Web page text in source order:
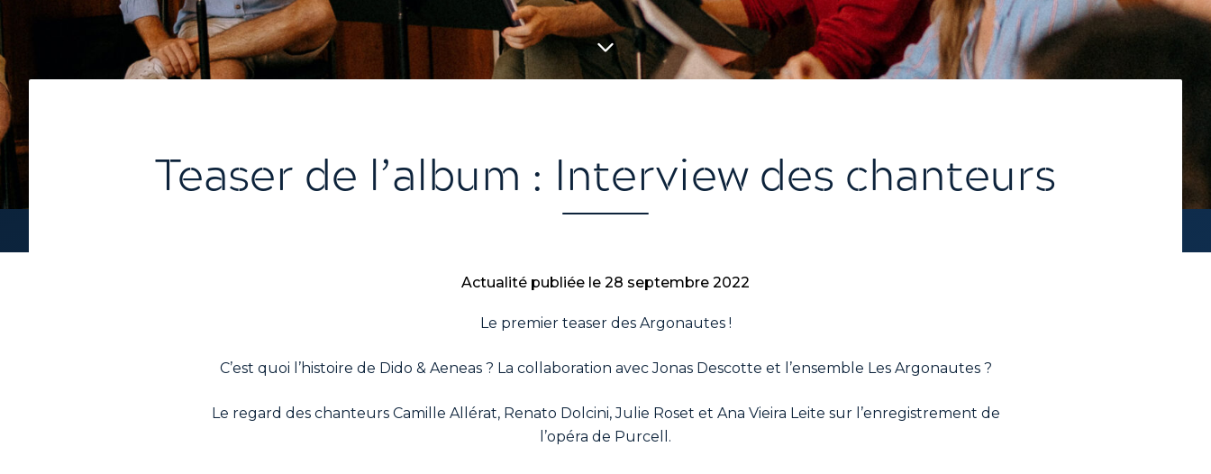
Teaser de l’album : Interview des chanteurs
Actualité publiée le 28 septembre 2022
Le premier teaser des Argonautes !
C’est quoi l’histoire de Dido & Aeneas ? La collaboration avec Jonas Descotte et l’ensemble Les Argonautes ?
Le regard des chanteurs Camille Allérat, Renato Dolcini, Julie Roset et Ana Vieira Leite sur l’enregistrement de
l’opéra de Purcell.